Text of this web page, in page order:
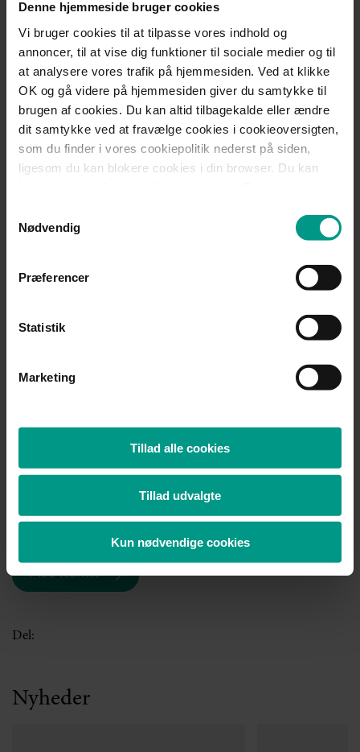
Denne hjemmeside bruger cookies
Vi bruger cookies til at tilpasse vores indhold og
annoncer, til at vise dig funktioner til sociale medier og til
at analysere vores trafik på hjemmesiden. Ved at klikke
OK og gå videre på hjemmesiden giver du samtykke til
brugen af cookies. Du kan altid tilbagekalde eller ændre
dit samtykke ved at fravælge cookies i cookieoversigten,
som du finder i vores cookiepolitik nederst på siden,
ligesom du kan blokere cookies i din browser. Du kan
behandling af personoplysninger.
Nødvendig
Præferencer
Statistik
Marketing
Tillad alle cookies
Tillad udvalgte
Kun nødvendige cookies
anledning til, eller mulighed for, at føre tilsyn og kontrol med
sin kontraktpart og derved begrænse og styre risikoen ved
arbejdets forsvarlige udførelse samt sikre behørig
forsikringsdækning for eventuelle ansvarspådragende
handlinger.
Afgørelsen viser, at man som entreprenør ikke ”bare” kan
overlade risikobetonet arbejde til en underentreprenør, men
at man tværtimod på forhånd bør undersøge, om
underentreprenøren har de rette kompetencer, forsikringer,
dokumenteres bagefter).
Har du spørgsmål til artiklen, eller ønsker du en kopi af
dommen, er du velkommen til at kontakte os.
Mobil:+45 4097 9700
mwi@70151000.dk
Mød teamet
Del:
Nyheder